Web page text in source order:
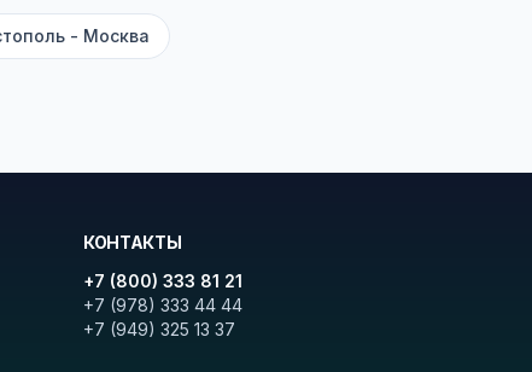
- Москва
КОНТАКТЫ
+7 (800) 333 81 21
+7 (978) 333 44 44
+7 (949) 325 13 37